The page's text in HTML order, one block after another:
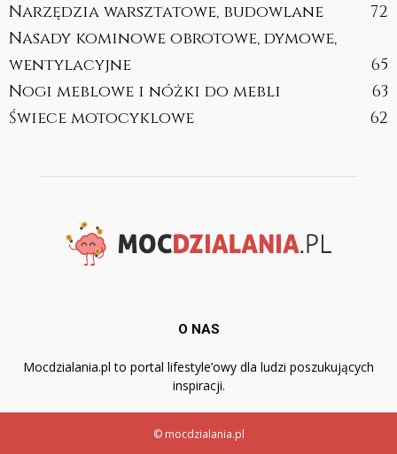
Narzędzia warsztatowe, budowlane
72
Nasady kominowe obrotowe, dymowe,
wentylacyjne
65
Nogi meblowe i nóżki do mebli
63
Świece motocyklowe
62
O NAS
Mocdzialania.pl to portal lifestyle’owy dla ludzi poszukujących
inspiracji.
© mocdzialania.pl